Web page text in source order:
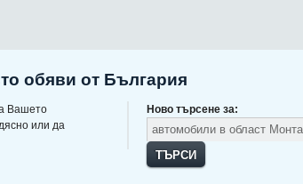
обяви от България
Вашето
или да
Ново търсене за:
ТЪРСИ